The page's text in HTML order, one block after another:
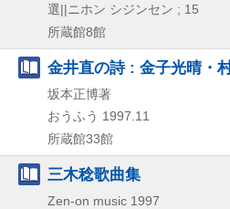
選||ニホン シジンセン ; 15
所蔵館8館
金井直の詩 : 金子光晴・
坂本正博著
おうふう 1997.11
所蔵館33館
三木稔歌曲集
Zen-on music 1997